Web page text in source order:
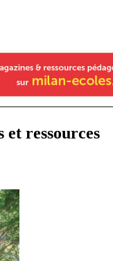
et ressources